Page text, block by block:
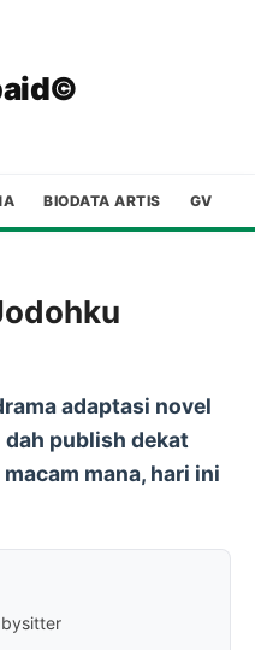
BIODATA ARTIS GV
adaptasi novel
publish dekat
mana, hari ini